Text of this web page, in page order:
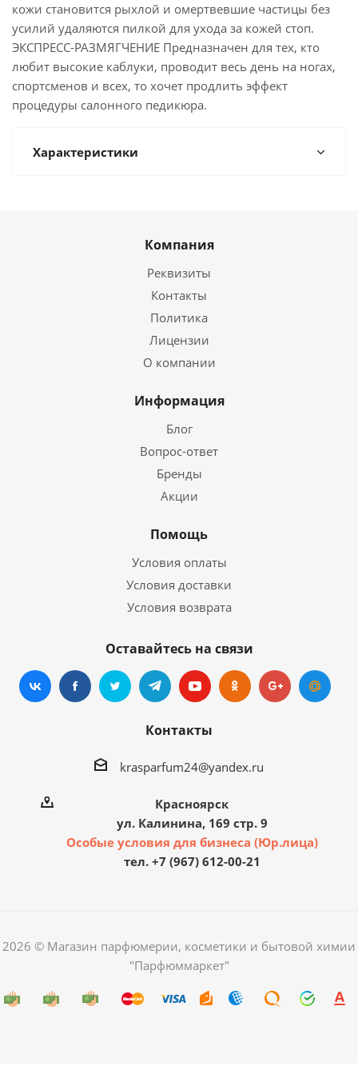
кожи становится рыхлой и омертвевшие частицы без
усилий удаляются пилкой для ухода за кожей стоп.
ЭКСПРЕСС-РАЗМЯГЧЕНИЕ Предназначен для тех, кто
любит высокие каблуки, проводит весь день на ногах,
спортсменов и всех, то хочет продлить эффект
процедуры салонного педикюра.
Характеристики
Компания
Реквизиты
Контакты
Политика
Лицензии
О компании
Информация
Блог
Вопрос-ответ
Бренды
Акции
Помощь
Условия оплаты
Условия доставки
Условия возврата
Оставайтесь на связи
Контакты
krasparfum24@yandex.ru
Красноярск
ул. Калинина, 169 стр. 9
Особые условия для бизнеса (Юр.лица)
тел. +7 (967) 612-00-21
2026 © Магазин парфюмерии, косметики и бытовой химии
"Парфюммаркет"